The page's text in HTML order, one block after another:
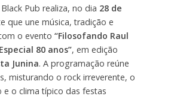
Pub realiza, no dia 28 de
que une música, tradição e
o evento “Filosofando Raul
80 anos”, em edição
Junina. A programação reúne
misturando o rock irreverente, o
o clima típico das festas